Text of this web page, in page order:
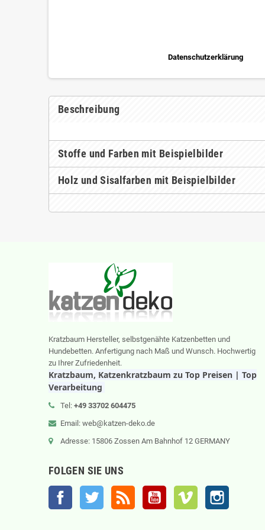
Datenschutzerklärung
Beschreibung
Stoffe und Farben mit Beispielbilder
Holz und Sisalfarben mit Beispielbilder
Kratzbaum Hersteller, selbstgenähte Katzenbetten und
Hundebetten. Anfertigung nach Maß und Wunsch. Hochwertig
zu Ihrer Zufriedenheit.
Kratzbaum, Katzenkratzbaum zu Top Preisen | Top
Verarbeitung
Tel: +49 33702 604475
Email: web@katzen-deko.de
Adresse: 15806 Zossen Am Bahnhof 12 GERMANY
FOLGEN SIE UNS
Facebook Twitter RSS YouTube Vimeo